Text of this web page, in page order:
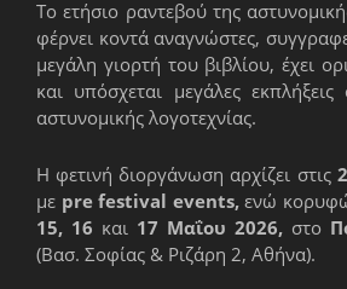
Το ετήσιο ραντεβού της
φέρνει κοντά αναγνώστες,
μεγάλη γιορτή του βιβλίου, έχει
και υπόσχεται μεγάλες
αστυνομικής λογοτεχνίας.
Η φετινή διοργάνωση αρχίζει στις
με pre festival events,ενώ
15, 16 και 17 Μαΐου 2026, στο
(Βασ. Σοφίας & Ριζάρη 2, Αθήνα).